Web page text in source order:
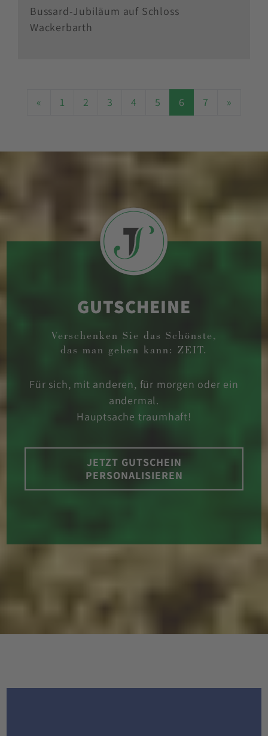
Bussard-Jubiläum auf Schloss
Wackerbarth
« 1 2 3 4 5 6 7 »
GUTSCHEINE
Verschenken Sie das Schönste,
das man geben kann: ZEIT.
Für sich, mit anderen, für morgen oder ein
andermal.
Hauptsache traumhaft!
JETZT GUTSCHEIN
PERSONALISIEREN